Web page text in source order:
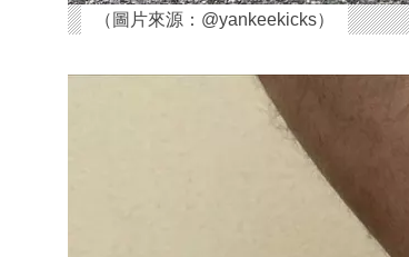
（圖片來源：@yankeekicks）